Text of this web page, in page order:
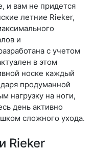
и вам не придется
летние Rieker,
и
с учетом
в этом
носке каждый
продуманной
нагрузку на ноги,
день активно
сложного ухода.
Rieker